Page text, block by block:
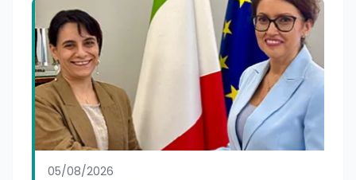
ed è membro del tavolo delle regioni,
dove coordina un progetto per la
creazione di un Hub Formativo in Tunisia.
Docente a contratto di Diritto
dell'Economia e Diritto Internazionale
presso la SSML di Lamezia Terme e
presso l'Università Telematica eCampus,
è autore di pubblicazioni in ambito
pedagogico sulle competenze
caratteriali e il framework LifeComp. Ha
tenuto interventi al Senato della
05/08/2026